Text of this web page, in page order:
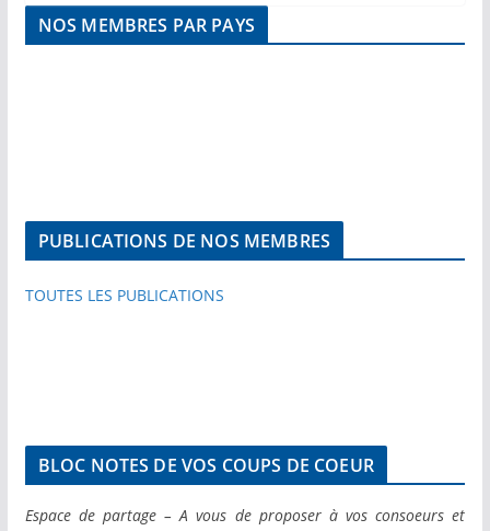
NOS MEMBRES PAR PAYS
PUBLICATIONS DE NOS MEMBRES
TOUTES LES PUBLICATIONS
BLOC NOTES DE VOS COUPS DE COEUR
Espace de partage – A vous de proposer à vos consoeurs et